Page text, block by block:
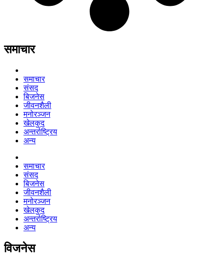
समाचार
समाचार
संसद
बिजनेस
जीवनशैली
मनोरञ्जन
खेलकुद
अन्तर्राष्ट्रिय
अन्य
समाचार
संसद
बिजनेस
जीवनशैली
मनोरञ्जन
खेलकुद
अन्तर्राष्ट्रिय
अन्य
विजनेस